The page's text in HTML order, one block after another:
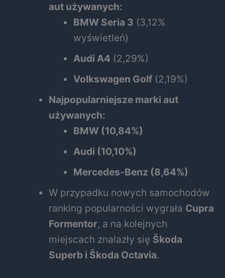
aut używanych:
BMW Seria 3 (3,12%
wyświetleń)
Audi A4 (2,29%)
Volkswagen Golf (2,19%)
Najpopularniejsze marki aut
używanych:
BMW (10,84%)
Audi (10,10%)
Mercedes-Benz (8,64%)
W przypadku nowych samochodów
ranking popularności wygrała Cupra
Formentor, a na kolejnych
miejscach znalazły się Škoda
Superb i Škoda Octavia.